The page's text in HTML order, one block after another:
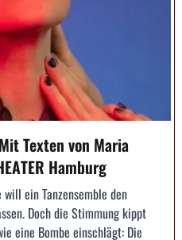
Texten von Maria
Hamburg
ein Tanzensemble den
Doch die Stimmung kippt
eine Bombe einschlägt: Die